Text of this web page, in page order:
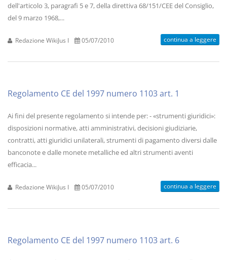
dell'articolo 3, paragrafi 5 e 7, della direttiva 68/151/CEE del Consiglio,
del 9 marzo 1968,...
Redazione WikiJus I 05/07/2010 continua a leggere
Regolamento CE del 1997 numero 1103 art. 1
Ai fini del presente regolamento si intende per: - «strumenti giuridici»:
disposizioni normative, atti amministrativi, decisioni giudiziarie,
contratti, atti giuridici unilaterali, strumenti di pagamento diversi dalle
banconote e dalle monete metalliche ed altri strumenti aventi
efficacia...
Redazione WikiJus I 05/07/2010 continua a leggere
Regolamento CE del 1997 numero 1103 art. 6